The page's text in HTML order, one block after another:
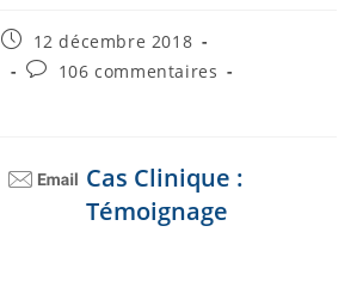
Publication
publiée :
12 décembre 2018
Commentaires
106 commentaires
Cas Clinique :
Témoignage